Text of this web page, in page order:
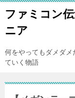
ファミコン
ニア
何をやってもダメダ
ていく物語